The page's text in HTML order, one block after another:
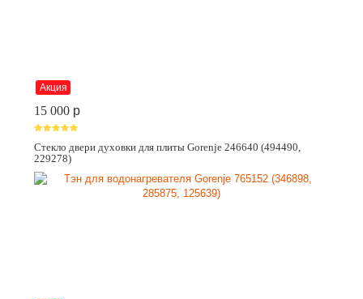
Акция
15 000 p
Стекло двери духовки для плиты Gorenje 246640 (494490,
229278)